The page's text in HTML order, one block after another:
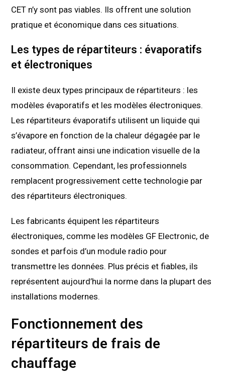
CET n’y sont pas viables. Ils offrent une solution
pratique et économique dans ces situations.
Les types de répartiteurs : évaporatifs
et électroniques
Il existe deux types principaux de répartiteurs : les
modèles évaporatifs et les modèles électroniques.
Les répartiteurs évaporatifs utilisent un liquide qui
s’évapore en fonction de la chaleur dégagée par le
radiateur, offrant ainsi une indication visuelle de la
consommation. Cependant, les professionnels
remplacent progressivement cette technologie par
des répartiteurs électroniques.
Les fabricants équipent les répartiteurs
électroniques, comme les modèles GF Electronic, de
sondes et parfois d’un module radio pour
transmettre les données. Plus précis et fiables, ils
représentent aujourd’hui la norme dans la plupart des
installations modernes.
Fonctionnement des
répartiteurs de frais de
chauffage